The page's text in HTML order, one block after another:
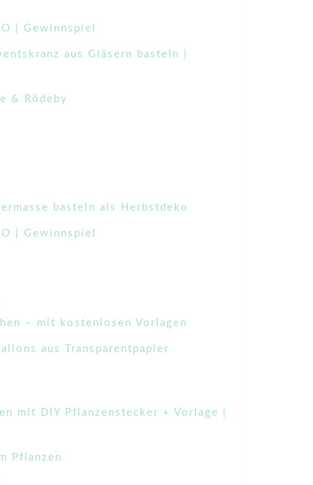
| Gewinnspiel
aus Gläsern basteln |
& Rödeby
basteln als Herbstdeko
| Gewinnspiel
– mit kostenlosen Vorlagen
aus Transparentpapier
mit DIY Pflanzenstecker + Vorlage |
Pflanzen